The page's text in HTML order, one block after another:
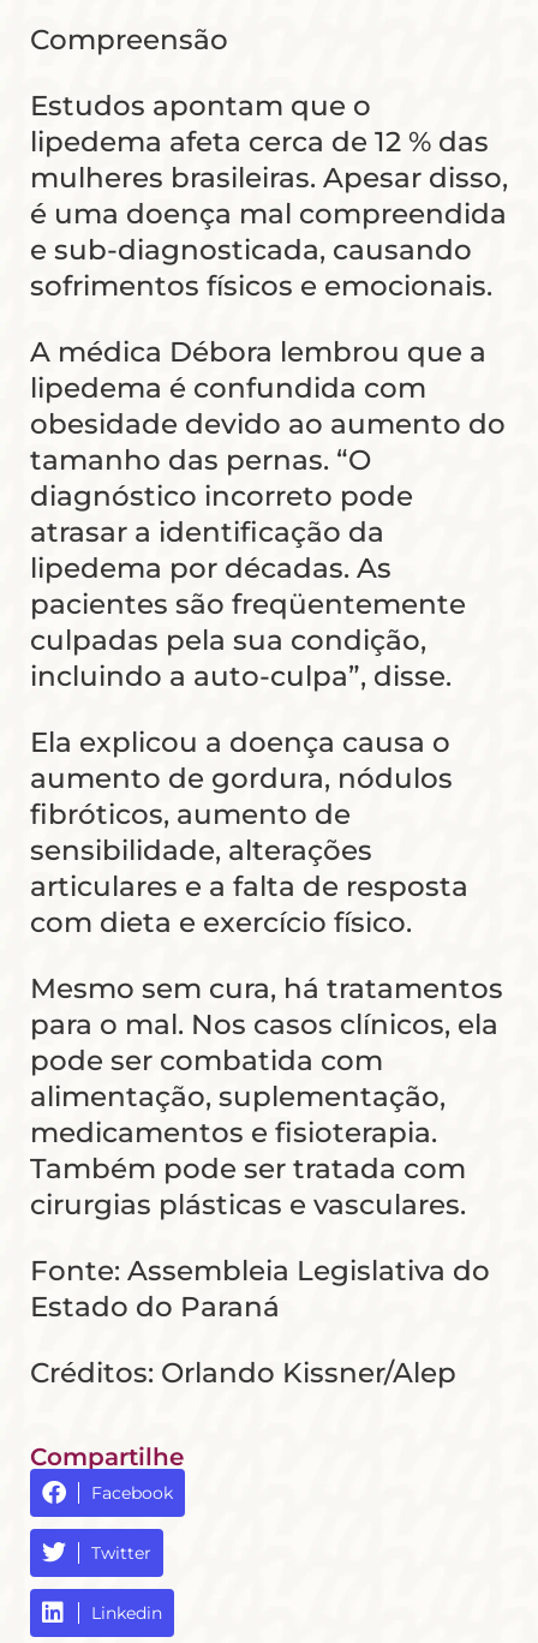
Compreensão
Estudos apontam que o
lipedema afeta cerca de 12 % das
mulheres brasileiras. Apesar disso,
é uma doença mal compreendida
e sub-diagnosticada, causando
sofrimentos físicos e emocionais.
A médica Débora lembrou que a
lipedema é confundida com
obesidade devido ao aumento do
tamanho das pernas. “O
diagnóstico incorreto pode
atrasar a identificação da
lipedema por décadas. As
pacientes são freqüentemente
culpadas pela sua condição,
incluindo a auto-culpa”, disse.
Ela explicou a doença causa o
aumento de gordura, nódulos
fibróticos, aumento de
sensibilidade, alterações
articulares e a falta de resposta
com dieta e exercício físico.
Mesmo sem cura, há tratamentos
para o mal. Nos casos clínicos, ela
pode ser combatida com
alimentação, suplementação,
medicamentos e fisioterapia.
Também pode ser tratada com
cirurgias plásticas e vasculares.
Fonte: Assembleia Legislativa do
Estado do Paraná
Créditos: Orlando Kissner/Alep
Compartilhe
Facebook
Twitter
Linkedin